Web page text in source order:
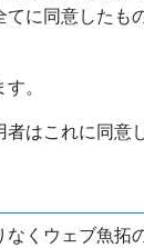
に同意したも
。
はこれに同意
くウェブ魚拓